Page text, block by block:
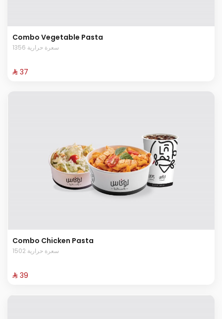
Combo Vegetable Pasta
1356 سعرة حرارية
⁨⁦‪‬ 37⁩
Combo Chicken Pasta
1502 سعرة حرارية
⁨⁦‪‬ 39⁩